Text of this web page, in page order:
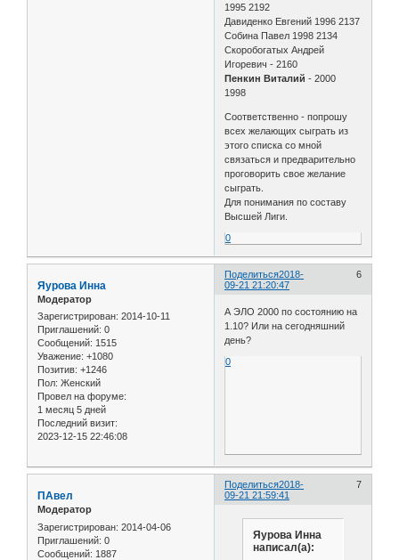
1995 2192
Давиденко Евгений 1996 2137
Собина Павел 1998 2134
Скоробогатых Андрей
Игоревич - 2160
Пенкин Виталий - 2000
1998
Соответственно - попрошу
всех желающих сыграть из
этого списка со мной
связаться и предварительно
проговорить свое желание
сыграть.
Для понимания по составу
Высшей Лиги.
0
Поделиться 6
2018-
09-21 21:20:47
Яурова Инна
Модератор
Зарегистрирован: 2014-10-11
Приглашений: 0
Сообщений: 1515
Уважение: +1080
Позитив: +1246
Пол: Женский
Провел на форуме:
1 месяц 5 дней
Последний визит:
2023-12-15 22:46:08
А ЭЛО 2000 по состоянию на
1.10? Или на сегодняшний
день?
0
Поделиться 7
2018-
09-21 21:59:41
ПАвел
Модератор
Зарегистрирован: 2014-04-06
Приглашений: 0
Сообщений: 1887
Яурова Инна
написал(а):